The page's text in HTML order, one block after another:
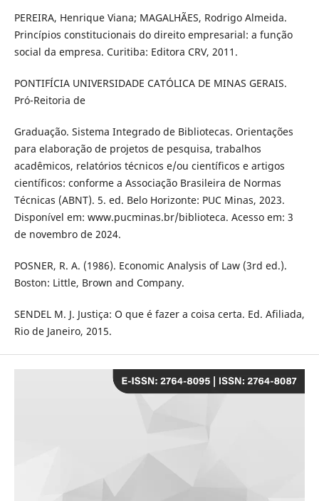
PEREIRA, Henrique Viana; MAGALHÃES, Rodrigo Almeida.
Princípios constitucionais do direito empresarial: a função
social da empresa. Curitiba: Editora CRV, 2011.
PONTIFÍCIA UNIVERSIDADE CATÓLICA DE MINAS GERAIS.
Pró-Reitoria de
Graduação. Sistema Integrado de Bibliotecas. Orientações
para elaboração de projetos de pesquisa, trabalhos
acadêmicos, relatórios técnicos e/ou científicos e artigos
científicos: conforme a Associação Brasileira de Normas
Técnicas (ABNT). 5. ed. Belo Horizonte: PUC Minas, 2023.
Disponível em: www.pucminas.br/biblioteca. Acesso em: 3
de novembro de 2024.
POSNER, R. A. (1986). Economic Analysis of Law (3rd ed.).
Boston: Little, Brown and Company.
SENDEL M. J. Justiça: O que é fazer a coisa certa. Ed. Afiliada,
Rio de Janeiro, 2015.